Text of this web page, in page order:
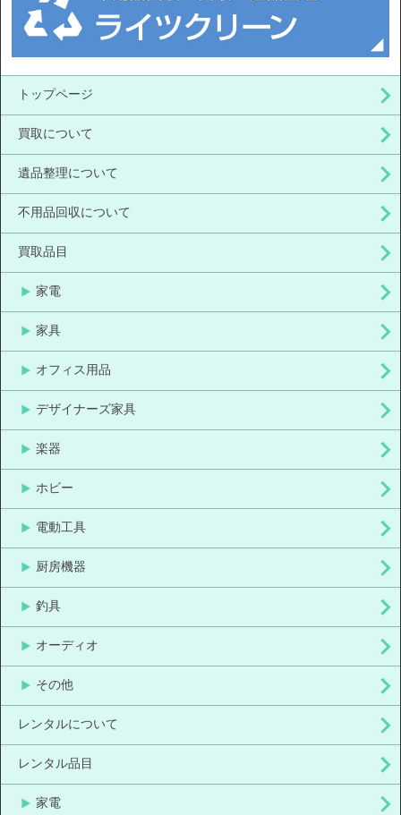
トップページ
買取について
遺品整理について
不用品回収について
買取品目
家電
家具
オフィス用品
デザイナーズ家具
楽器
ホビー
電動工具
厨房機器
釣具
オーディオ
その他
レンタルについて
レンタル品目
家電